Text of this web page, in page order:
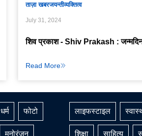
ताज़ा खबरजयन्तीव्यक्तित्व
July 31, 2024
शिव प्रकाश - Shiv Prakash :
Read More
धर्म फोटो
मनोरंजन
लाइफस्टाइल
शिक्षा साहित्य